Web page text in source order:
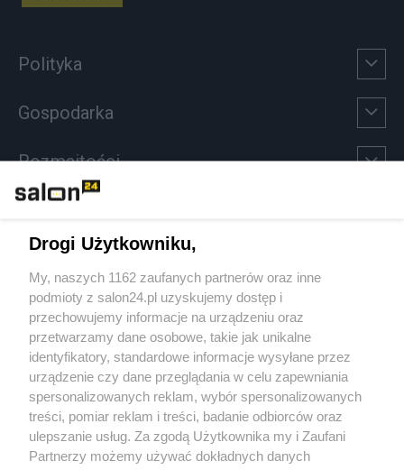
Polityka
Gospodarka
Rozmaitości
Sport
Społeczeństwo
Kultura
X Facebook Instagram Youtube
Drogi Użytkowniku,
My, naszych 1162 zaufanych partnerów oraz inne
podmioty z salon24.pl uzyskujemy dostęp i
przechowujemy informacje na urządzeniu oraz
przetwarzamy dane osobowe, takie jak unikalne
identyfikatory, standardowe informacje wysyłane przez
urządzenie czy dane przeglądania w celu zapewniania
spersonalizowanych reklam, wybór spersonalizowanych
treści, pomiar reklam i treści, badanie odbiorców oraz
ulepszanie usług. Za zgodą Użytkownika my i Zaufani
Partnerzy możemy używać dokładnych danych